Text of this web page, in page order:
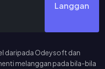
Langgan
daripada Odeysoft dan
melanggan pada bila-bila